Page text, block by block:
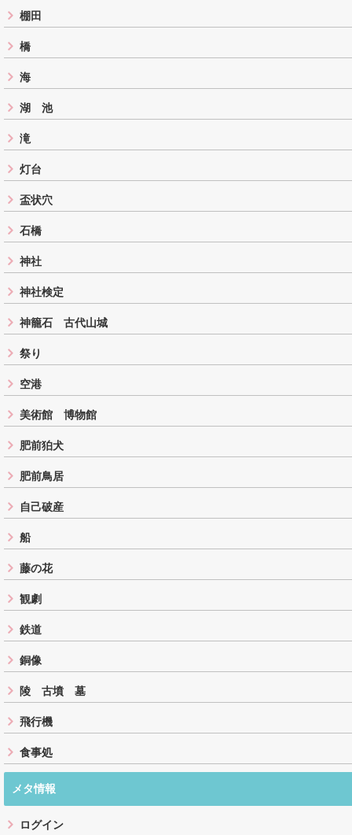
棚田
橋
海
湖 池
滝
灯台
盃状穴
石橋
神社
神社検定
神籠石 古代山城
祭り
空港
美術館 博物館
肥前狛犬
肥前鳥居
自己破産
船
藤の花
観劇
鉄道
銅像
陵 古墳 墓
飛行機
食事処
メタ情報
ログイン